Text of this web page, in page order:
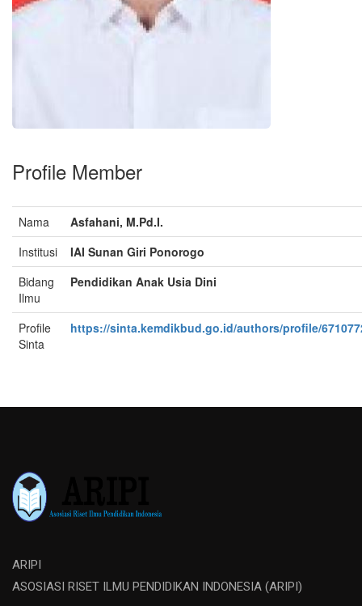
Profile Member
Nama
Asfahani, M.Pd.I.
Institusi
IAI Sunan Giri Ponorogo
Bidang
Ilmu
Pendidikan Anak Usia Dini
Profile
Sinta
https://sinta.kemdikbud.go.id/authors/profile/
ARIPI
ASOSIASI RISET ILMU PENDIDIKAN INDONESIA (ARIPI)